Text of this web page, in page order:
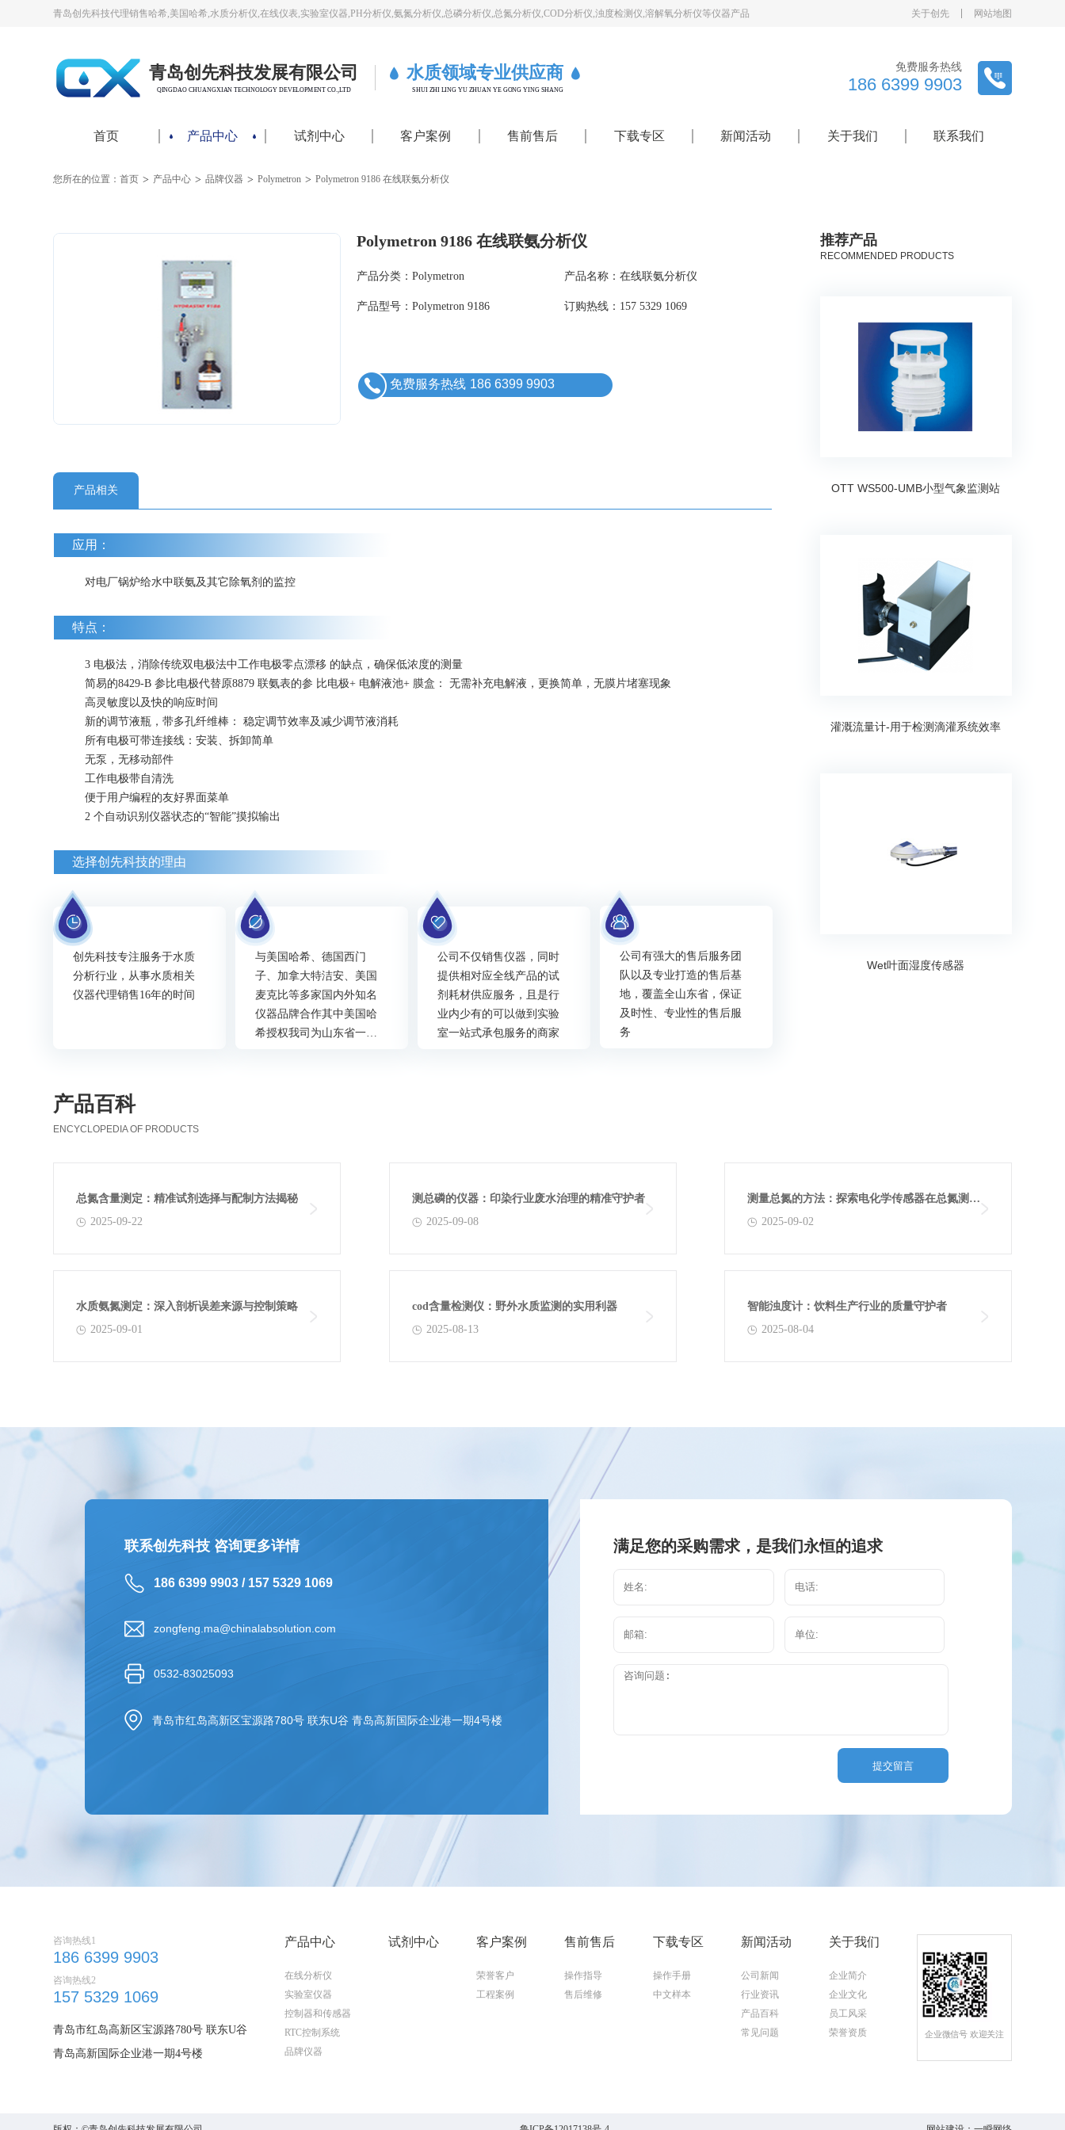
青岛创先科技代理销售哈希,美国哈希,水质分析仪,在线仪表,实验室仪器,PH分析仪,氨氮分析仪,总磷分析仪,总氮分析仪,COD分析仪,浊度检测仪,溶解氧分析仪等仪器产品 关于创先 网站地图
青岛创先科技发展有限公司
QINGDAO CHUANGXIAN TECHNOLOGY DEVELOPMENT CO.,LTD
水质领域专业供应商
SHUI ZHI LING YU ZHUAN YE GONG YING SHANG
免费服务热线
186 6399 9903
首页 产品中心 试剂中心 客户案例 售前售后 下载专区 新闻活动 关于我们 联系我们
您所在的位置：首页 > 产品中心 > 品牌仪器 > Polymetron > Polymetron 9186 在线联氨分析仪
Polymetron 9186 在线联氨分析仪
产品分类：Polymetron 产品名称：在线联氨分析仪
产品型号：Polymetron 9186 订购热线：157 5329 1069
免费服务热线 186 6399 9903
产品相关
应用：
对电厂锅炉给水中联氨及其它除氧剂的监控
特点：
3 电极法，消除传统双电极法中工作电极零点漂移 的缺点，确保低浓度的测量
简易的8429-B 参比电极代替原8879 联氨表的参 比电极+ 电解液池+ 膜盒： 无需补充电解液，更换简单，无膜片堵塞现象
高灵敏度以及快的响应时间
新的调节液瓶，带多孔纤维棒： 稳定调节效率及减少调节液消耗
所有电极可带连接线：安装、拆卸简单
无泵，无移动部件
工作电极带自清洗
便于用户编程的友好界面菜单
2 个自动识别仪器状态的“智能”摸拟输出
选择创先科技的理由
创先科技专注服务于水质
分析行业，从事水质相关
仪器代理销售16年的时间
与美国哈希、德国西门
子、加拿大特洁安、美国
麦克比等多家国内外知名
仪器品牌合作其中美国哈
希授权我司为山东省一级
公司不仅销售仪器，同时
提供相对应全线产品的试
剂耗材供应服务，且是行
业内少有的可以做到实验
室一站式承包服务的商家
公司有强大的售后服务团
队以及专业打造的售后基
地，覆盖全山东省，保证
及时性、专业性的售后服
务
推荐产品
RECOMMENDED PRODUCTS
OTT WS500-UMB小型气象监测站
灌溉流量计-用于检测滴灌系统效率
Wet叶面湿度传感器
产品百科
ENCYCLOPEDIA OF PRODUCTS
总氮含量测定：精准试剂选择与配制方法揭秘
2025-09-22
测总磷的仪器：印染行业废水治理的精准守护者
2025-09-08
测量总氮的方法：探索电化学传感器在总氮测定
中的创新应用
2025-09-02
水质氨氮测定：深入剖析误差来源与控制策略
2025-09-01
cod含量检测仪：野外水质监测的实用利器
2025-08-13
智能浊度计：饮料生产行业的质量守护者
2025-08-04
联系创先科技 咨询更多详情
186 6399 9903 / 157 5329 1069
zongfeng.ma@chinalabsolution.com
0532-83025093
青岛市红岛高新区宝源路780号 联东U谷 青岛高新国际企业港一期4号楼
满足您的采购需求，是我们永恒的追求
提交留言
咨询热线1
186 6399 9903
咨询热线2
157 5329 1069
青岛市红岛高新区宝源路780号 联东U谷
青岛高新国际企业港一期4号楼
产品中心
在线分析仪
实验室仪器
控制器和传感器
RTC控制系统
品牌仪器
试剂中心 客户案例
荣誉客户
工程案例
售前售后
操作指导
售后维修
下载专区
操作手册
中文样本
新闻活动
公司新闻
行业资讯
产品百科
常见问题
关于我们
企业简介
企业文化
员工风采
荣誉资质
企业微信号 欢迎关注